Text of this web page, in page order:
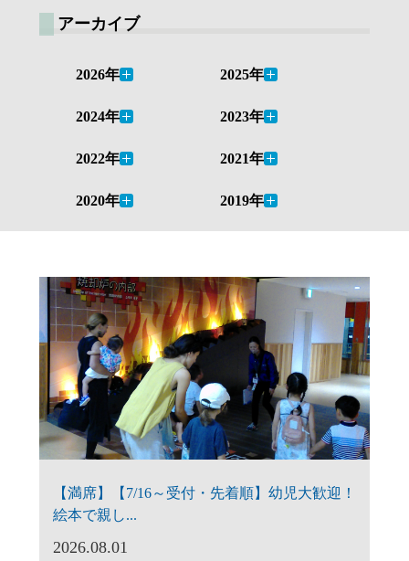
アーカイブ
2026年 2025年
2024年 2023年
2022年 2021年
2020年 2019年
【満席】【7/16～受付・先着順】幼児大歓迎！
絵本で親し...
2026.08.01